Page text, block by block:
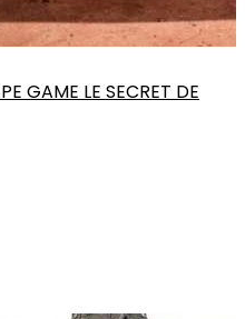
GAME LE SECRET DE